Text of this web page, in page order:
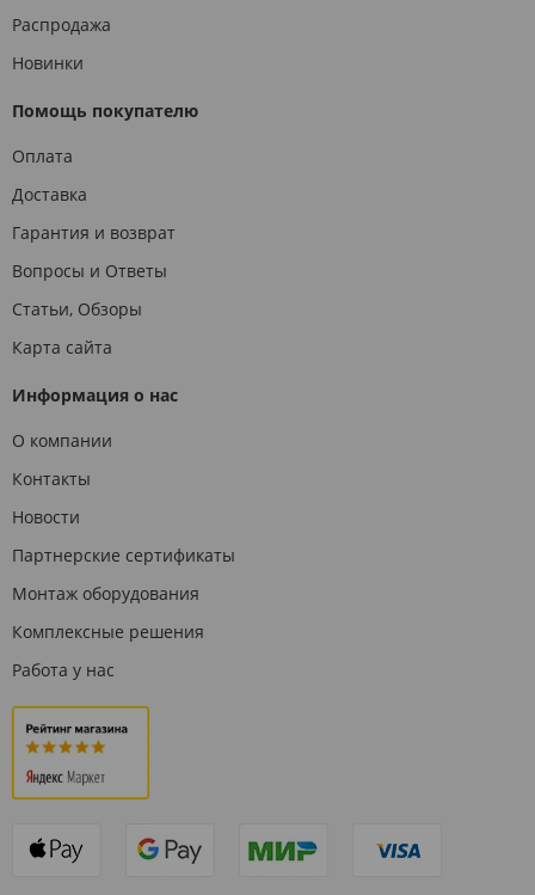
Распродажа
Новинки
Помощь покупателю
Оплата
Доставка
Гарантия и возврат
Вопросы и Ответы
Статьи, Обзоры
Карта сайта
Информация о нас
О компании
Контакты
Новости
Партнерские сертификаты
Монтаж оборудования
Комплексные решения
Работа у нас